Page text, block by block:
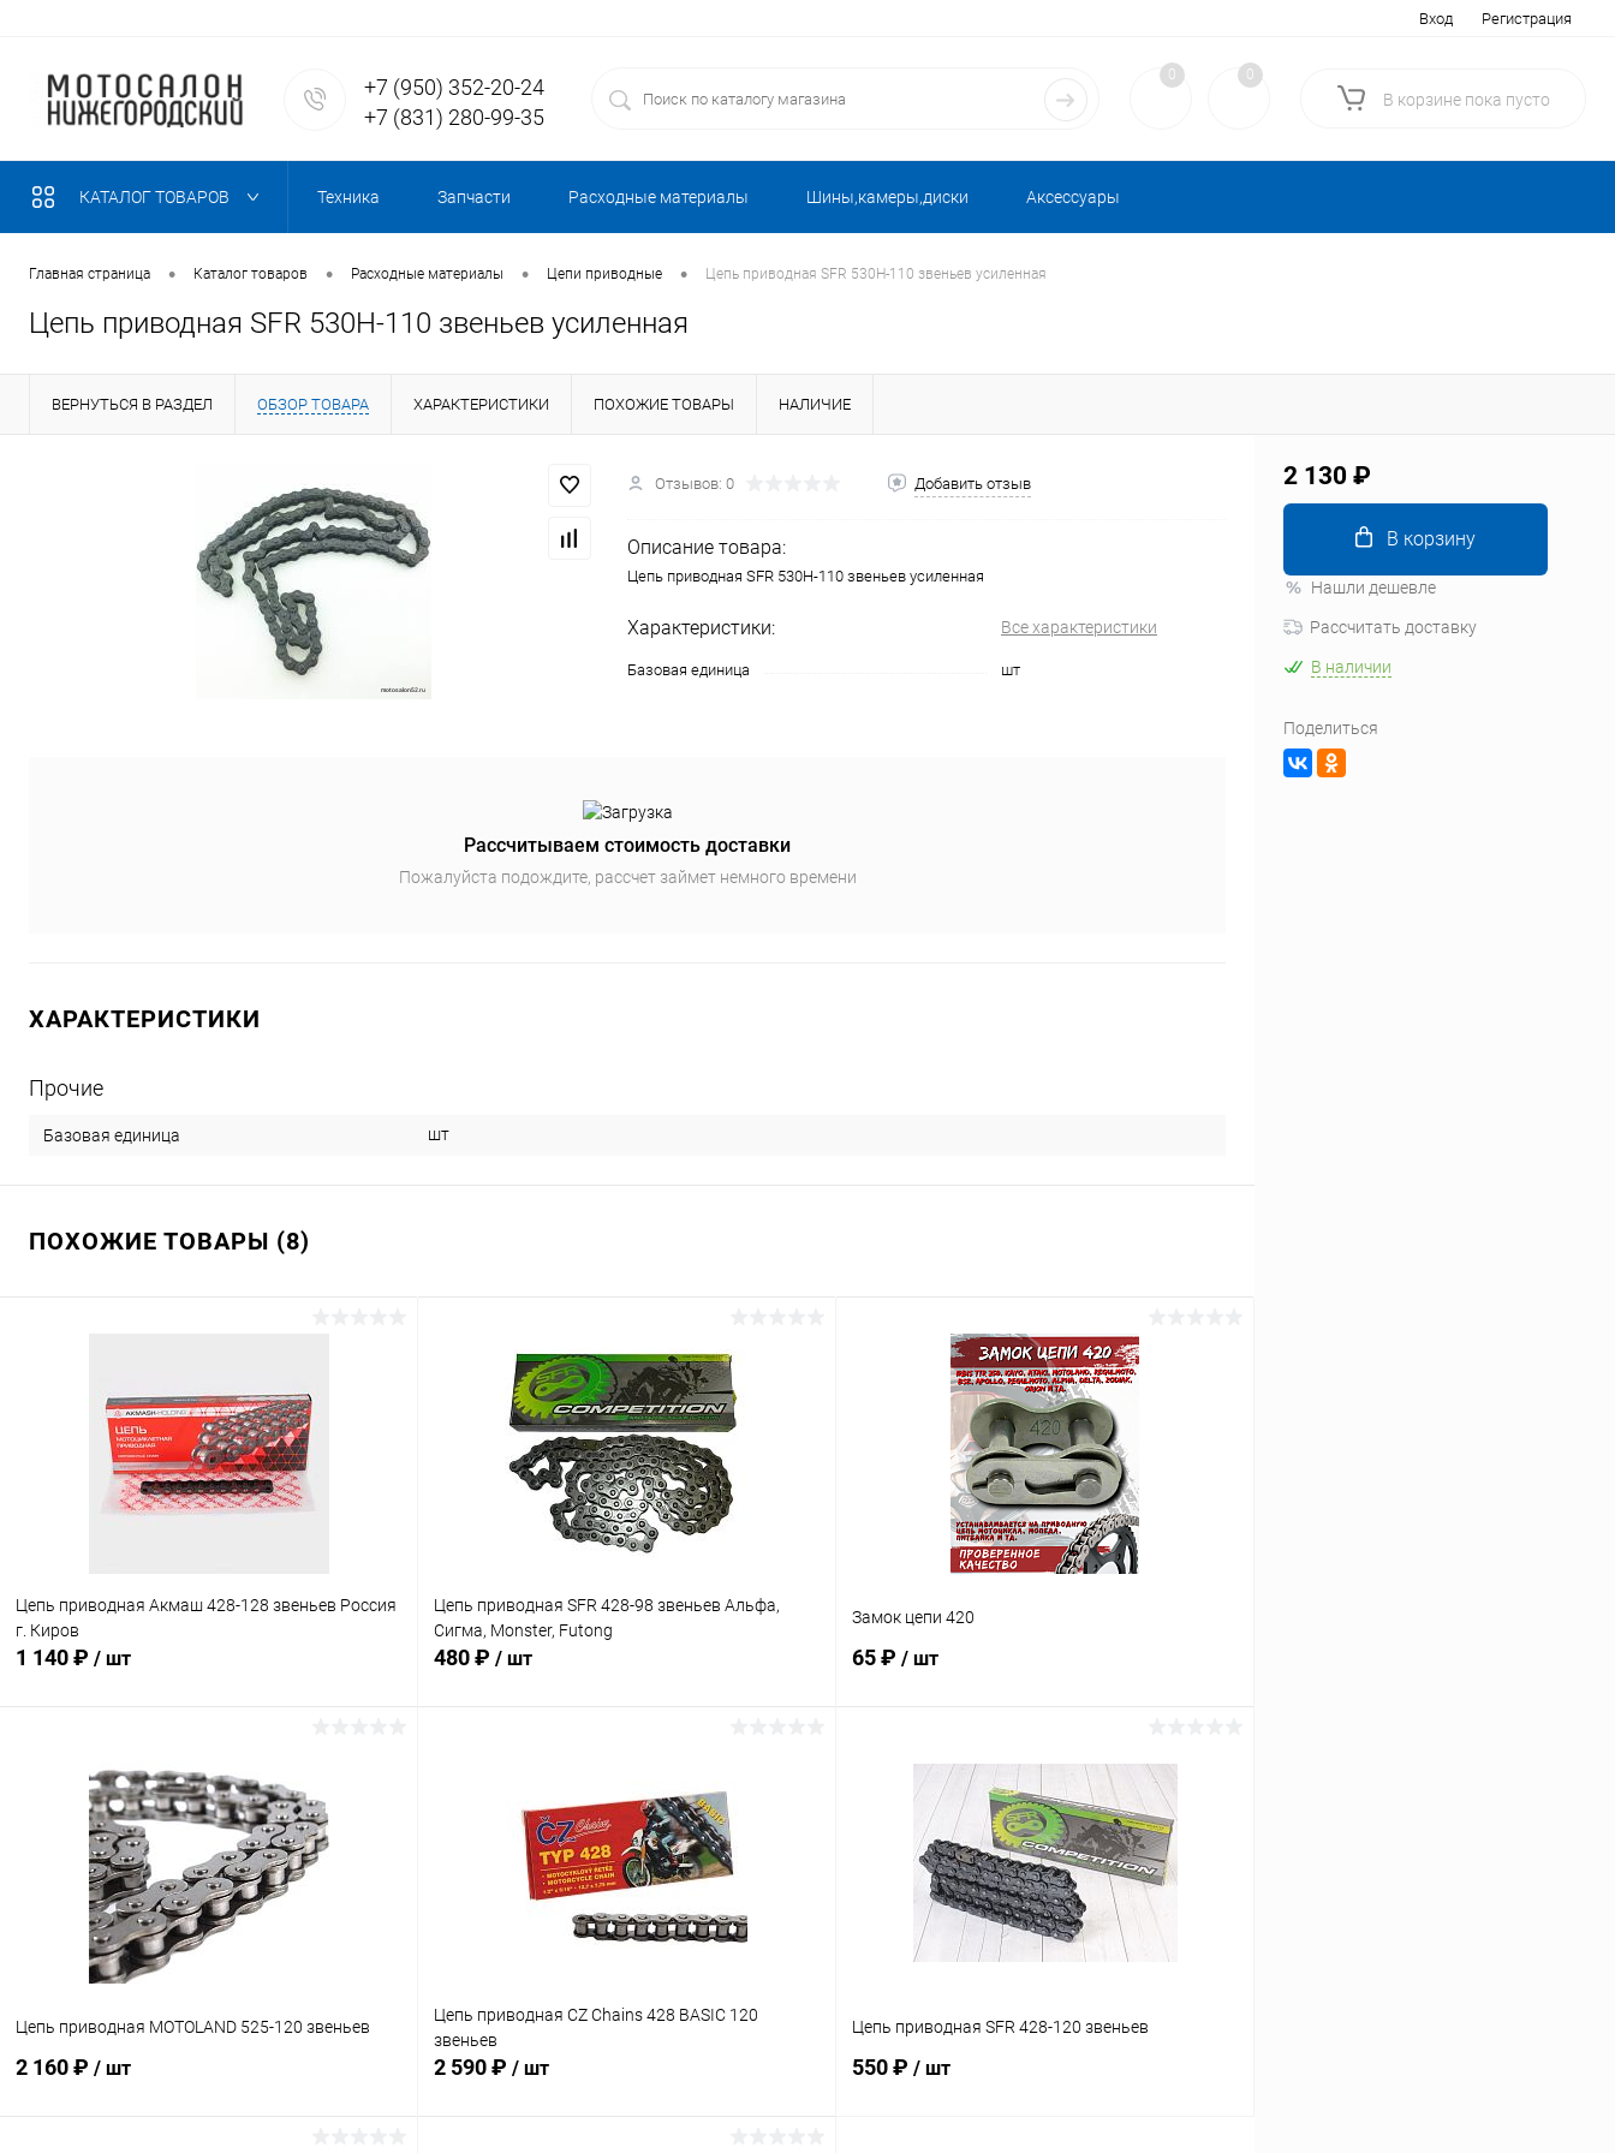
Вход Регистрация
+7 (950) 352-20-24
+7 (831) 280-99-35
0 0
В корзине пока пусто
КАТАЛОГ ТОВАРОВ Техника Запчасти Расходные материалы Шины,камеры,диски Аксессуары
Главная страница • Каталог товаров • Расходные материалы • Цепи приводные • Цепь приводная SFR 530Н-110 звеньев усиленная
Цепь приводная SFR 530Н-110 звеньев усиленная
ВЕРНУТЬСЯ В РАЗДЕЛ ОБЗОР ТОВАРА ХАРАКТЕРИСТИКИ ПОХОЖИЕ ТОВАРЫ НАЛИЧИЕ
Отзывов: 0 Добавить отзыв
Описание товара:
Цепь приводная SFR 530Н-110 звеньев усиленная
Характеристики: Все характеристики
Базовая единица шт
Рассчитываем стоимость доставки
Пожалуйста подождите, рассчет займет немного времени
ХАРАКТЕРИСТИКИ
Прочие
Базовая единица шт
ПОХОЖИЕ ТОВАРЫ (8)
Цепь приводная Акмаш 428-128 звеньев Россия
г. Киров
1 140 ₽ / шт
Сравнение
В избранное В наличии
Цепь приводная SFR 428-98 звеньев Альфа,
Сигма, Monster, Futong
480 ₽ / шт
Сравнение
В избранное В наличии
Замок цепи 420
65 ₽ / шт
Сравнение
В избранное В наличии
Цепь приводная MOTOLAND 525-120 звеньев
2 160 ₽ / шт
Цепь приводная CZ Chains 428 BASIC 120
звеньев
2 590 ₽ / шт
Цепь приводная SFR 428-120 звеньев
550 ₽ / шт
2 130 ₽
В корзину
Нашли дешевле
Рассчитать доставку
В наличии
Поделиться